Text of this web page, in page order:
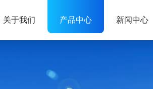
关于我们 产品中心 新闻中心